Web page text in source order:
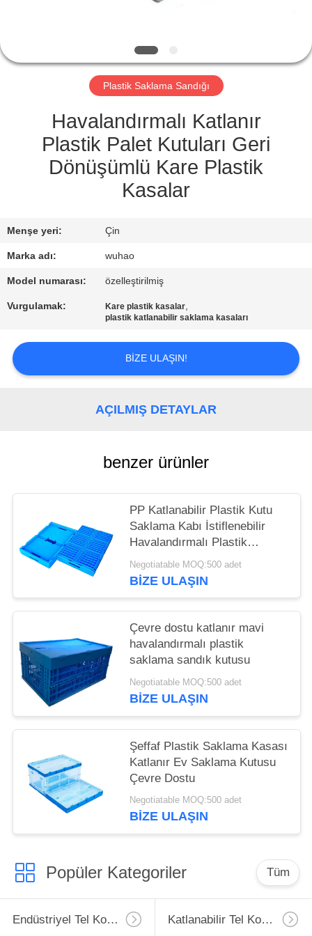
BIZE
ULAŞIN
TEKLIF
ISTEĞI
HARITASI
PRIVACY
Plastik Saklama Sandığı
Havalandırmalı Katlanır
Plastik Palet Kutuları Geri
Dönüşümlü Kare Plastik
Kasalar
Menşe yeri: Çin
Marka adı: wuhao
Model numarası: özelleştirilmiş
Vurgulamak: Kare plastik kasalar,
plastik katlanabilir saklama kasaları
BIZE ULAŞIN!
AÇILMIŞ DETAYLAR
benzer ürünler
PP Katlanabilir Plastik Kutu
Saklama Kabı İstiflenebilir
Havalandırmalı Plastik
Kasalar
Negotiatable MOQ:500 adet
BIZE ULAŞIN
Çevre dostu katlanır mavi
havalandırmalı plastik
saklama sandık kutusu
Negotiatable MOQ:500 adet
BIZE ULAŞIN
Şeffaf Plastik Saklama Kasası
Katlanır Ev Saklama Kutusu
Çevre Dostu
Negotiatable MOQ:500 adet
BIZE ULAŞIN
Popüler Kategoriler Tüm
Endüstriyel Tel Konteyner Katlanabilir Tel Konteyner